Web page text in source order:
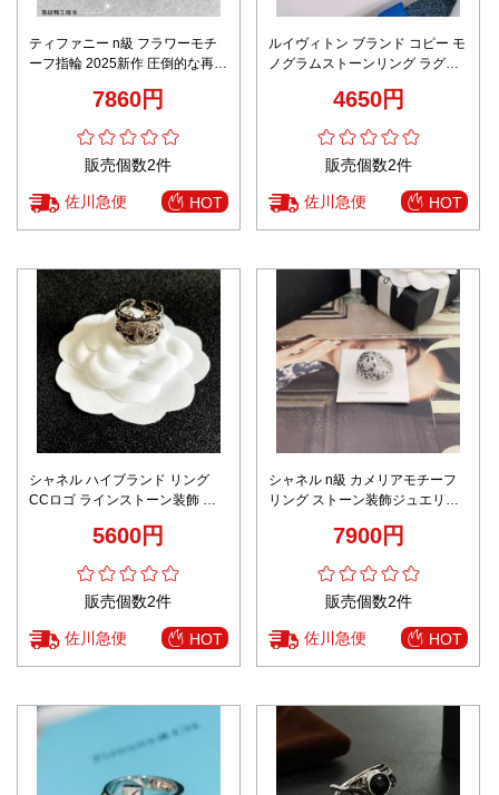
ティファニー n級 フラワーモチ
ーフ指輪 2025新作 圧倒的な再現
様 レビュー高リピ率 秘密厳守配
7860円
販売個数2件
佐川急便 HOT
ルイヴィトン ブランド コピー モ
ノグラムストーンリング ラグジ
4650円
販売個数2件
佐川急便 HOT
シャネル ハイブランド リング
CCロゴ ラインストーン装飾 ワ
5600円
販売個数2件
佐川急便 HOT
シャネル n級 カメリアモチーフ
リング ストーン装飾ジュエリー
7900円
販売個数2件
佐川急便 HOT